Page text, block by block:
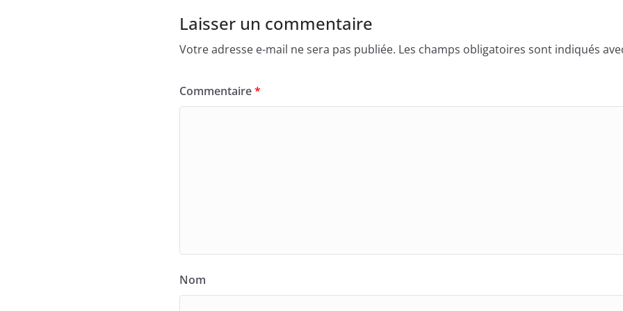
Laisser un commentaire
Votre adresse e-mail ne sera pas publiée. Les champs obligatoires sont indiqués
Commentaire*
Nom